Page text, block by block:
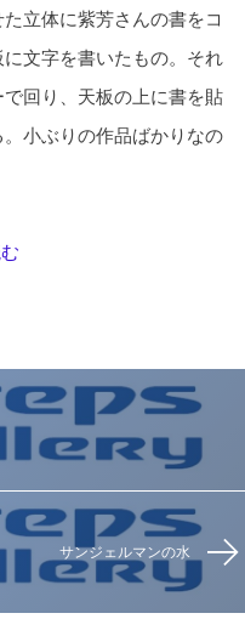
立体に紫芳さんの書をコ
文字を書いたもの。それ
回り、天板の上に書を貼
小ぶりの作品ばかりなの
サンジェルマンの水